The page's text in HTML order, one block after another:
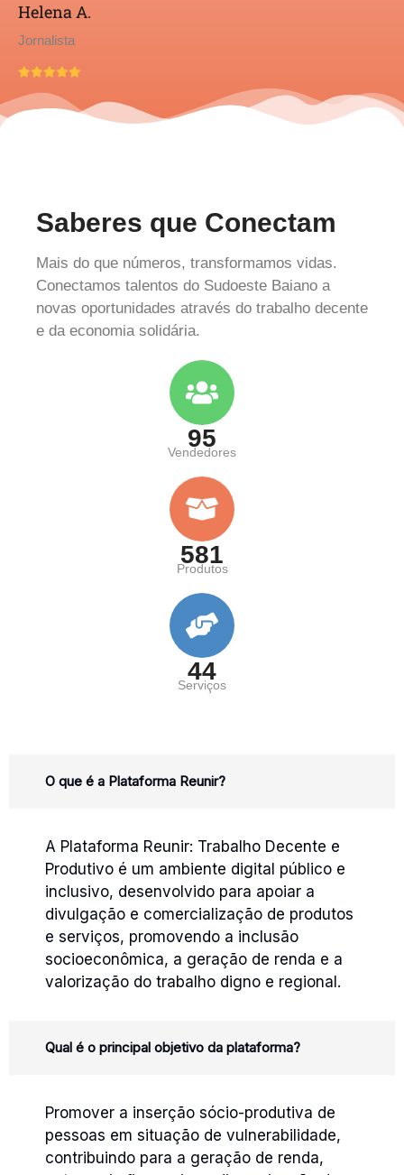
Helena A.
Jornalista
Saberes que Conectam
Mais do que números, transformamos vidas.
Conectamos talentos do Sudoeste Baiano a
novas oportunidades através do trabalho decente
e da economia solidária.
95
Vendedores
581
Produtos
44
Serviços
O que é a Plataforma Reunir?
A Plataforma Reunir: Trabalho Decente e
Produtivo é um ambiente digital público e
inclusivo, desenvolvido para apoiar a
divulgação e comercialização de produtos
e serviços, promovendo a inclusão
socioeconômica, a geração de renda e a
valorização do trabalho digno e regional.
Qual é o principal objetivo da plataforma?
Promover a inserção sócio-produtiva de
pessoas em situação de vulnerabilidade,
contribuindo para a geração de renda,